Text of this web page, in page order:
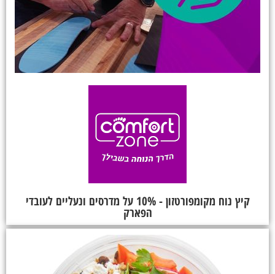
קיץ נוח מקומפורטזון - 10% על מדרסים ונעליים לעובדי
הפארק